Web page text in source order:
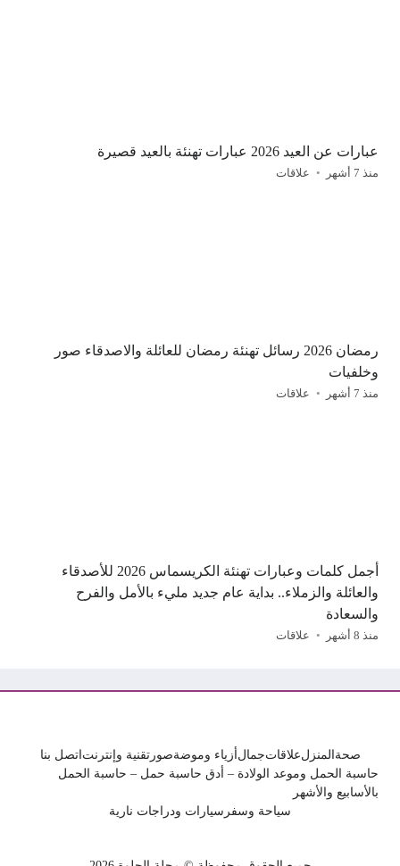
عبارات عن العيد 2026 عبارات تهنئة بالعيد قصيرة
منذ 7 أشهر علاقات
رمضان 2026 رسائل تهنئة رمضان للعائلة والاصدقاء صور
وخلفيات
منذ 7 أشهر علاقات
أجمل كلمات وعبارات تهنئة الكريسماس 2026 للأصدقاء
والعائلة والزملاء.. بداية عام جديد مليء بالأمل والفرح
والسعادة
منذ 8 أشهر علاقات
صحةالمنزلعلاقاتجمالأزياء وموضةصورتقنية وإنترنتاتصل بنا
حاسبة الحمل وموعد الولادة – أدق حاسبة حمل – حاسبة الحمل
بالأسابيع والأشهر
سياحة وسفر سيارات ودراجات نارية